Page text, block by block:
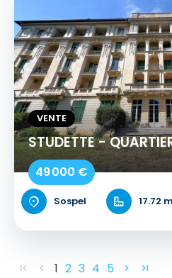
VENTE
STUDETTE -
49 000 €
Sospel 17.72
1 2 3 4 5